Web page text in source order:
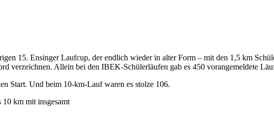
15. Ensinger Laufcup, der endlich wieder in alter Form – mit den 1,5 km
verzeichnen. Allein bei den IBEK-Schülerläufen gab es 450 vorangemeldete
Start. Und beim 10-km-Lauf waren es stolze 106.
km mit insgesamt